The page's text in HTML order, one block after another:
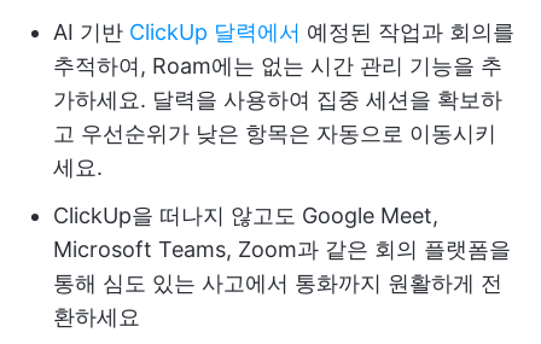
AI 기반 ClickUp 달력에서 예정된 작업과 회의를
추적하여, Roam에는 없는 시간 관리 기능을 추
가하세요. 달력을 사용하여 집중 세션을 확보하
고 우선순위가 낮은 항목은 자동으로 이동시키
세요.
ClickUp을 떠나지 않고도 Google Meet,
Microsoft Teams, Zoom과 같은 회의 플랫폼을
통해 심도 있는 사고에서 통화까지 원활하게 전
환하세요